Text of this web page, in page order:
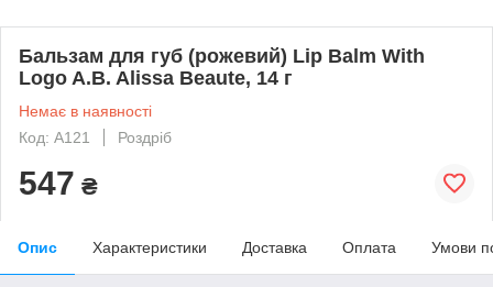
Бальзам для губ (рожевий) Lip Balm With
Logo A.B. Alissa Beaute, 14 г
Немає в наявності
Код: A121
Роздріб
547 ₴
Опис Характеристики Доставка Оплата Умови